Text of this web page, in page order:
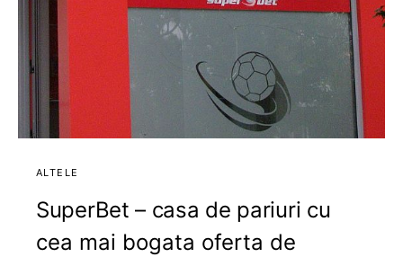
ALTELE
SuperBet – casa de pariuri cu
cea mai bogata oferta de